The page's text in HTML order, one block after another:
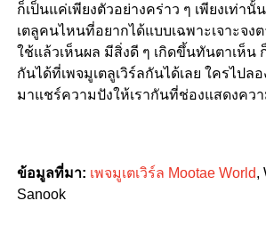
ก็เป็นแค่เพียงตัวอย่างคร่าว ๆ เพียงเท่านั้
เตลูคนไหนที่อยากได้แบบเฉพาะเจาะจง
ใช้แล้วเห็นผล มีสิ่งดี ๆ เกิดขึ้นทันตาเห็น
กันได้ที่เพจมูเตลูเวิร์ลกันได้เลย ใครไปล
มาแชร์ความปังให้เรากันที่ช่องแสดงคว
ข้อมูลที่มา: เพจมูเตเวิร์ล Mootae World,
Sanook